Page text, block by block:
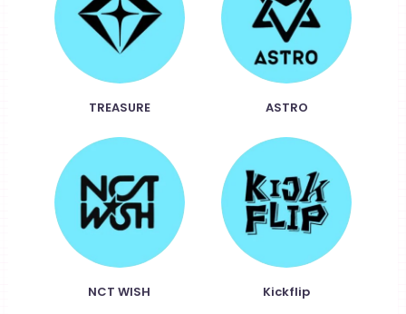
TREASURE ASTRO
NCT WISH Kickflip